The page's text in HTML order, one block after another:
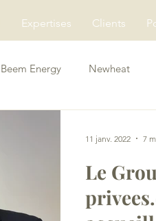
Expertises Clients
Beem Energy Newheat
Le
11 janv. 2022 7